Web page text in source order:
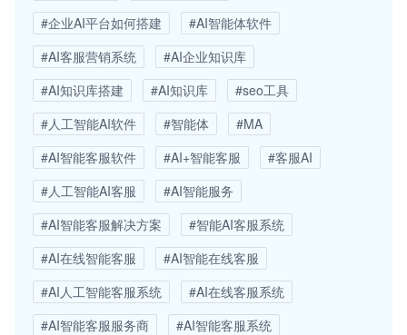
#企业AI平台如何搭建
#AI智能体软件
#AI客服营销系统
#AI企业知识库
#AI知识库搭建
#AI知识库
#seo工具
#人工智能AI软件
#智能体
#MA
#AI智能客服软件
#AI+智能客服
#客服AI
#人工智能AI客服
#AI智能服务
#AI智能客服解决方案
#智能AI客服系统
#AI在线智能客服
#AI智能在线客服
#AI人工智能客服系统
#AI在线客服系统
#AI智能客服服务商
#AI智能客服系统